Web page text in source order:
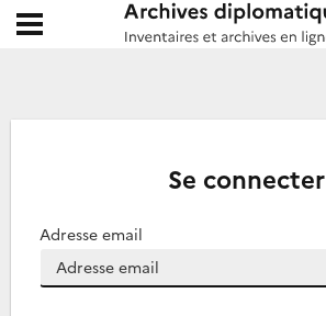
Archives diplomatiques
Ouvrir le menu déroulant
Se connecter
Adresse email